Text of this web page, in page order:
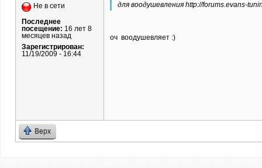
Не в сети
Последнее
посещение: 16 лет 8
месяцев назад
Зарегистрирован:
11/19/2009 - 16:44
для воодушевления http://forums.evans-
оч воодушевляет :)
Верх